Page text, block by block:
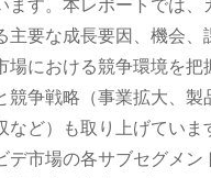
ます。本レポートでは、
主要な成長要因、機会、
場における競争環境を把
競争戦略（事業拡大、製
など）も取り上げていま
デ市場の各サブセグメン